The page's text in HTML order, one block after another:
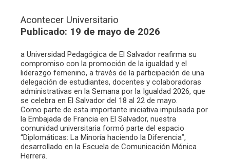
Acontecer Universitario
Publicado: 19 de mayo de 2026
a Universidad Pedagógica de El Salvador reafirma su
compromiso con la promoción de la igualdad y el
liderazgo femenino, a través de la participación de una
delegación de estudiantes, docentes y colaboradoras
administrativas en la Semana por la Igualdad 2026, que
se celebra en El Salvador del 18 al 22 de mayo.
Como parte de esta importante iniciativa impulsada por
la Embajada de Francia en El Salvador, nuestra
comunidad universitaria formó parte del espacio
“Diplomáticas: La Minoría haciendo la Diferencia”,
desarrollado en la Escuela de Comunicación Mónica
Herrera.